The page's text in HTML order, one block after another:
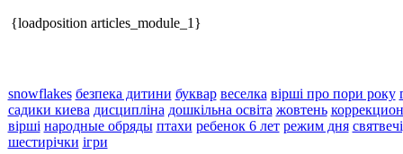
{loadposition articles_module_1}
snowflakes безпека дитини буквар веселка вірші про пори року
садики киева дисципліна дошкільна освіта жовтень
вірші народные обряды птахи ребенок 6 лет режим дня
шестирічки ігри